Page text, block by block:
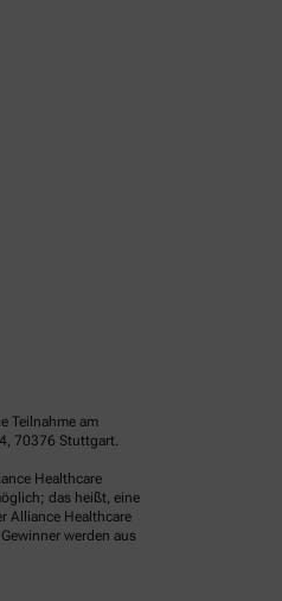
Teilnahme am
70376 Stuttgart.
Healthcare
das heißt, eine
Alliance Healthcare
werden aus